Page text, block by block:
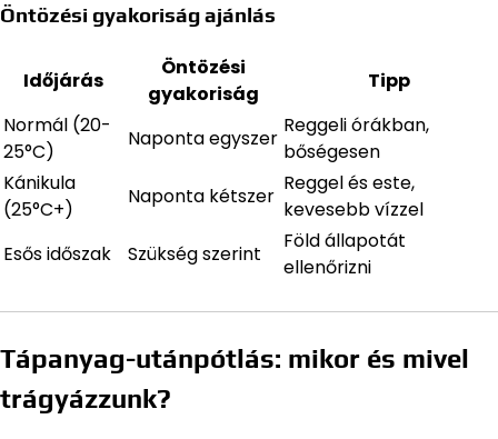
Öntözési gyakoriság ajánlás
Időjárás
Öntözési
gyakoriság
Tipp
Normál (20-
25°C)
Naponta egyszer
Reggeli órákban,
bőségesen
Kánikula
(25°C+)
Naponta kétszer
Reggel és este,
kevesebb vízzel
Esős időszak
Szükség szerint
Föld állapotát
ellenőrizni
Tápanyag-utánpótlás: mikor és mivel
trágyázzunk?